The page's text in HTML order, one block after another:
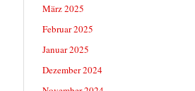
März 2025
Februar 2025
Januar 2025
Dezember 2024